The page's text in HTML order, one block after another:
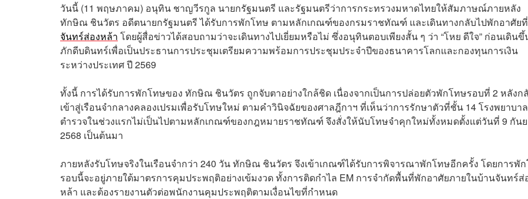
วันนี้ (11 พฤษภาคม) อนุทิน ชาญวีรกูล นายกรัฐมนตรี และรัฐมนตรีว่าการกระทรวงมหาดไทยให้สัมภาษณ์ภายหลัง
ทักษิณ ชินวัตร อดีตนายกรัฐมนตรี ได้รับการพักโทษ ตามหลักเกณฑ์ของกรมราชทัณฑ์ และเดินทางกลับไปพักอาศัยที่
จันทร์ส่องหล้า โดยผู้สื่อข่าวได้สอบถามว่าจะเดินทางไปเยี่ยมหรือไม่ ซึ่งอนุทินตอบเพียงสั้น ๆ ว่า “โหย ดีใจ” ก่อนเดิน
ภักดีบดินทร์เพื่อเป็นประธานการประชุมเตรียมความพร้อมการประชุมประจำปีของธนาคารโลกและกองทุนการเงิน
ระหว่างประเทศ ปี 2569
ทั้งนี้ การได้รับการพักโทษของ ทักษิณ ชินวัตร ถูกจับตาอย่างใกล้ชิด เนื่องจากเป็นการปล่อยตัวพักโทษรอบที่ 2 หลังก
เข้าสู่เรือนจำกลางคลองเปรมเพื่อรับโทษใหม่ ตามคำวินิจฉัยของศาลฎีกาฯ ที่เห็นว่าการรักษาตัวที่ชั้น 14 โรงพยาบาล
ตำรวจในช่วงแรกไม่เป็นไปตามหลักเกณฑ์ของกฎหมายราชทัณฑ์ จึงสั่งให้นับโทษจำคุกใหม่ทั้งหมดตั้งแต่วันที่ 9 กัน
2568 เป็นต้นมา
ภายหลังรับโทษจริงในเรือนจำกว่า 240 วัน ทักษิณ ชินวัตร จึงเข้าเกณฑ์ได้รับการพิจารณาพักโทษอีกครั้ง โดยการพั
รอบนี้จะอยู่ภายใต้มาตรการคุมประพฤติอย่างเข้มงวด ทั้งการติดกำไล EM การจำกัดพื้นที่พักอาศัยภายในบ้านจันทร์ส่
หล้า และต้องรายงานตัวต่อพนักงานคุมประพฤติตามเงื่อนไขที่กำหนด